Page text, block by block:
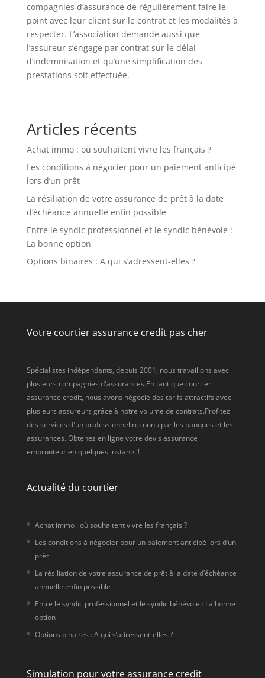
compagnies d’assurance de régulièrement faire le
point avec leur client sur le contrat et les modalités à
respecter. L’association demande aussi que
l’assureur s’engage par contrat sur le délai
d’indemnisation et qu’une simplification des
prestations soit effectuée.
Articles récents
Achat immo : où souhaitent vivre les français ?
Les conditions à négocier pour un paiement anticipé
lors d’un prêt
La résiliation de votre assurance de prêt à la date
d’échéance annuelle enfin possible
Entre le syndic professionnel et le syndic bénévole :
La bonne option
Options binaires : A qui s’adressent-elles ?
Votre courtier assurance credit pas cher
Spécialistes indépendants, depuis 2001, nous travaillons avec
plusieurs compagnies d'assurances.En tant que courtier
assurance credit, nous avons négocié des tarifs attractifs avec
plusieurs assureurs grâce à notre volume de contrats.Profitez
des services d'un professionnel reconnu par les banques et les
assurances. Obtenez en ligne votre devis assurance
emprunteur en quelques instants !
Actualité du courtier
Achat immo : où souhaitent vivre les français ?
Les conditions à négocier pour un paiement anticipé lors d’un
prêt
La résiliation de votre assurance de prêt à la date d’échéance
annuelle enfin possible
Entre le syndic professionnel et le syndic bénévole : La bonne
option
Options binaires : A qui s’adressent-elles ?
Simulation pour votre assurance credit